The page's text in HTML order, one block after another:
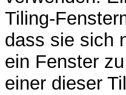
Tiling-
dass sie sich
ein Fenster
einer dieser